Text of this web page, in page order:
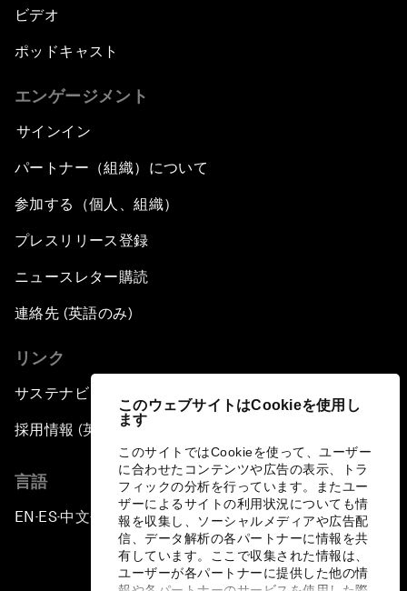
このウェブサイトはCookieを使用し
ます
このサイトではCookieを使って、ユーザー
に合わせたコンテンツや広告の表示、トラ
フィックの分析を行っています。またユー
ザーによるサイトの利用状況についても情
報を収集し、ソーシャルメディアや広告配
信、データ解析の各パートナーに情報を共
有しています。ここで収集された情報は、
ユーザーが各パートナーに提供した他の情
ビデオ
ポッドキャスト
エンゲージメント
サインイン
パートナー（組織）について
参加する（個人、組織）
プレスリリース登録
ニュースレター購読
連絡先 (英語のみ)
リンク
サステナビリティへの取り組み
採用情報 (英語のみ)
言語
EN ▪ES▪中文▪ 日本語